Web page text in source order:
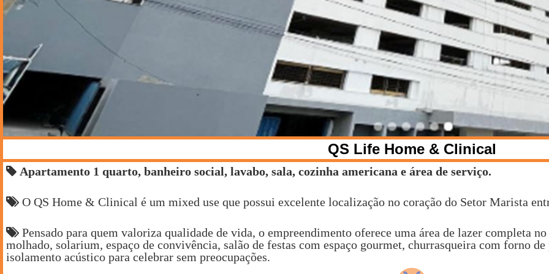
QS Life Home & Clinical
Apartamento 1 quarto, banheiro social, lavabo, sala, cozinha americana e área de serviço.
O QS Home & Clinical é um mixed use que possui excelente localização no coração do Setor Marista
Pensado para quem valoriza qualidade de vida, o empreendimento oferece uma área de lazer completa
molhado, solarium, espaço de convivência, salão de festas com espaço gourmet, churrasqueira com forno
isolamento acústico para celebrar sem preocupações.